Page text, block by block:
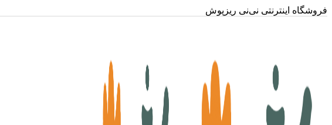
فروشگاه اینترنتی نی‌نی ریزپوش